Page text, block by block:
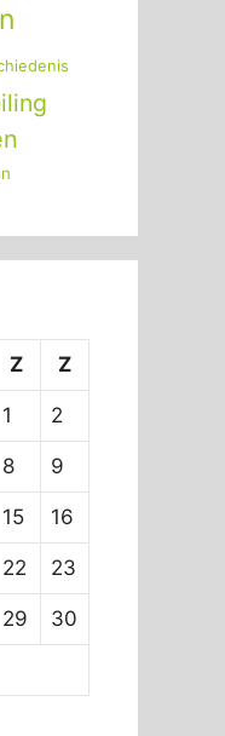
Z Z
1 2
8 9
15 16
22 23
29 30